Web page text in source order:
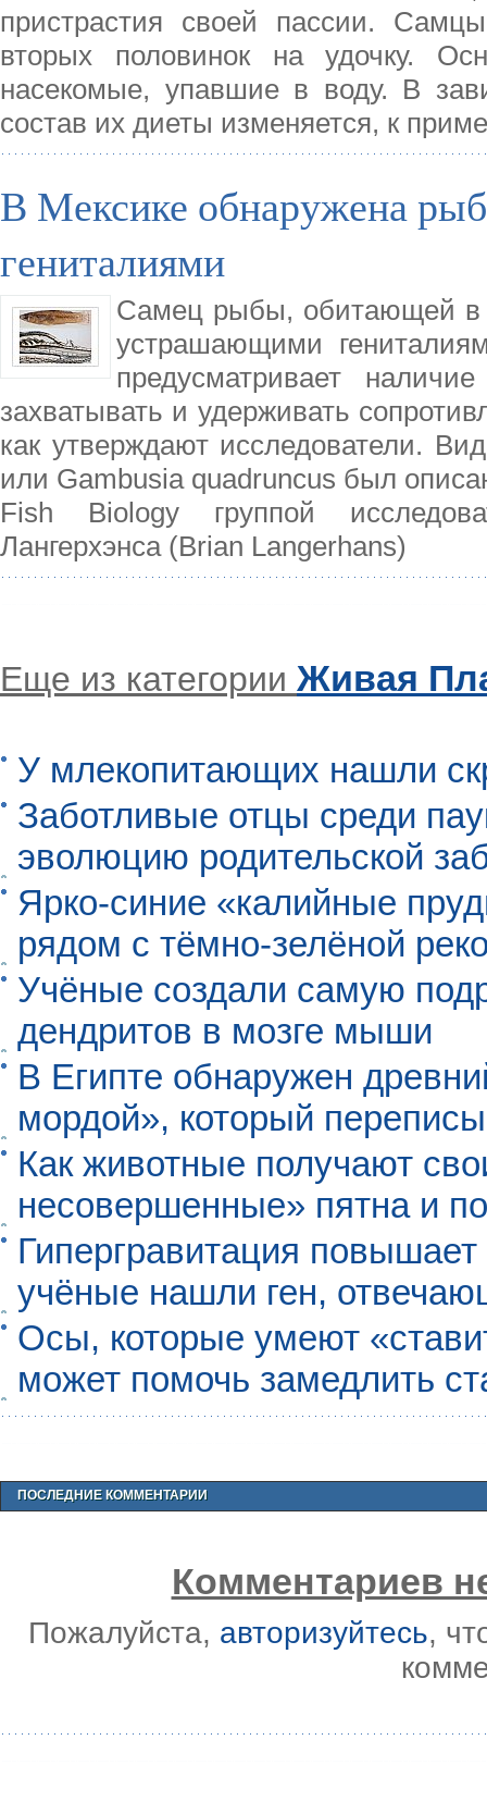
пристрастия своей пассии.
вторых половинок на удочку.
насекомые, упавшие в воду. В
состав их диеты изменяется, к
В Мексике обнаружена
гениталиями
Самец рыбы, обитающей в
устрашающими
предусматривает
захватывать и удерживать
как утверждают исследователи.
или Gambusia quadruncus был
Fish Biology группой
Лангерхэнса (Brian Langerhans)
Еще из категории Живая
У млекопитающих нашли
Заботливые отцы среди
эволюцию родительской
Ярко-синие «калийные
рядом с тёмно-зелёной
Учёные создали самую
дендритов в мозге мыши
В Египте обнаружен
мордой», который
Как животные получают
несовершенные» пятна и
Гипергравитация
учёные нашли ген,
Осы, которые умеют
может помочь замедлить
ПОСЛЕДНИЕ КОММЕНТАРИИ
Комментариев
Пожалуйста, авторизуйтесь,